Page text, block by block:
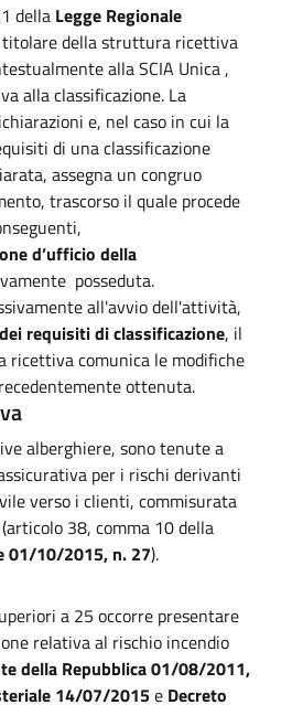
della Legge Regionale
della struttura ricettiva
alla SCIA Unica ,
alla classificazione. La
e, nel caso in cui la
di una classificazione
assegna un congruo
trascorso il quale procede
d’ufficio della
posseduta.
all'avvio dell'attività,
requisiti di classificazione, il
comunica le modifiche
ottenuta.
alberghiere, sono tenute a
per i rischi derivanti
verso i clienti, commisurata
38, comma 10 della
01/10/2015, n. 27).
a 25 occorre presentare
relativa al rischio incendio
della Repubblica 01/08/2011,
14/07/2015e Decreto